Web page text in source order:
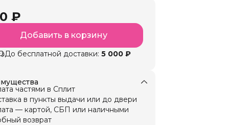
₽
Добавить в корзину
До бесплатной доставки: 5 000 ₽
частями в Сплит
в пункты выдачи или до двери
— картой, СБП или наличными
возврат